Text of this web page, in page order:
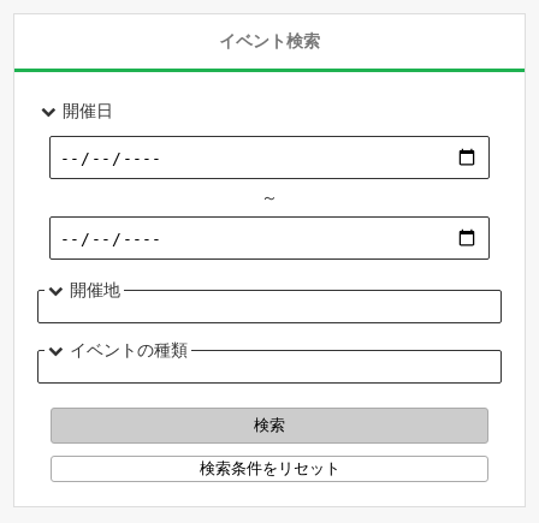
イベント検索
開催日
～
開催地
イベントの種類